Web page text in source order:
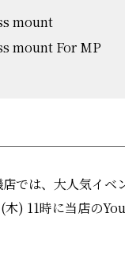
mount
mount For MP
では、大人気イベ
) 11時に当店の